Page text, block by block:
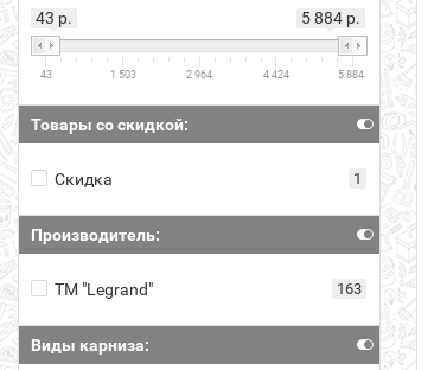
43 р. 5 884 р.
43 1 503 2 964 4 424 5 884
Товары со скидкой:
Скидка 1
Производитель:
ТМ "Legrand" 163
Виды карниза: